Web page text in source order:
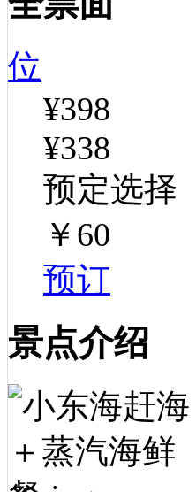
位
¥398
¥338
预定选择
￥60
预订
景点介绍